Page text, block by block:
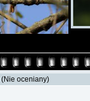
(Nie oceniany)